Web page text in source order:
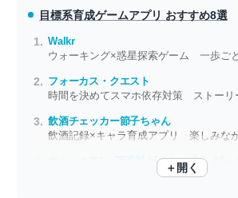
目標系育成ゲームアプリ おすすめ8選
Walkr
フォーカス・クエスト
飲酒チェッカー節子ちゃん
ウォーカモン: 万歩計ゲーム + 歩く ゲーム
＋開く